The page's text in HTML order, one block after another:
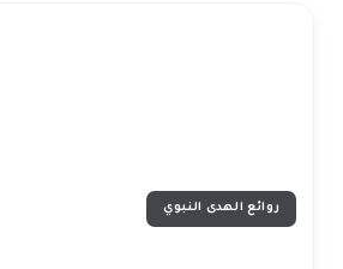
روائع الهدى النبوي